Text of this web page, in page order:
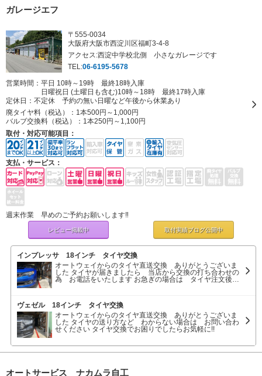
ガレージエフ
〒555-0034
大阪府大阪市西淀川区福町3-4-8
アクセス:西淀中学校北側 小さなガレージです
TEL:06-6195-5678
営業時間：平日 10時～19時 最終18時入庫
日曜祝日 (土曜日も含む)10時～18時 最終17時入庫
定休日： 不定休 予約の無い日曜など午後から休業あり
廃タイヤ料（税込）： 1本500円～1,000円
バルブ交換料（税込）： 1本250円～1,100円
取付・対応可能項目：
支払・サービス：
週末作業 早めのご予約お願いします‼
レビュー掲載中 取付実績ブログ公開中
インプレッサ 18インチ タイヤ交換
オートウェイからのタイヤ直送交換 ありがとうございま
した タイヤが届きましたら 当店から交換の打ち合わせの
為 お電話をいたします お急ぎの場合は タイヤ注文後
ヴェゼル 18インチ タイヤ交換
オートウェイからのタイヤ直送交換 ありがとうございま
した タイヤの送り方など わからない場合は お問い合わ
せください タイヤ交換でお困りでしたらお気軽に!!
オートサービス ナカムラ自工